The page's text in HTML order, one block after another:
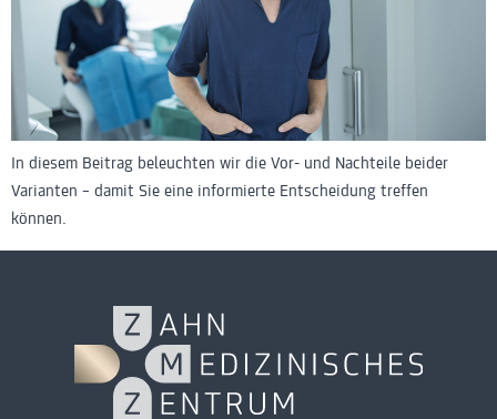
In diesem Beitrag beleuchten wir die Vor- und Nachteile beider
Varianten – damit Sie eine informierte Entscheidung treffen
können.